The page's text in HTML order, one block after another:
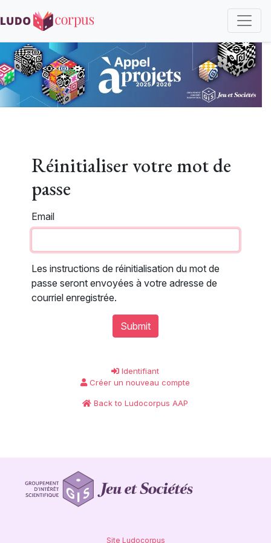
principal
Réinitialiser votre mot de passe
Réinitialiser votre mot de
passe
Email
Les instructions de réinitialisation du mot de
passe seront envoyées à votre adresse de
courriel enregistrée.
Submit
Identifiant
Créer un nouveau compte
Back to Ludocorpus AAP
Site Ludocorpus